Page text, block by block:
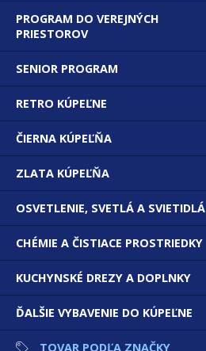
PROGRAM DO VEREJNÝCH
PRIESTOROV
SENIOR PROGRAM
RETRO KÚPEĽNE
ČIERNA KÚPEĽŇA
ZLATA KÚPEĽŇA
OSVETLENIE, SVETLÁ A SVIETIDLÁ
CHÉMIE A ČISTIACE PROSTRIEDKY
KUCHYNSKÉ DREZY A DOPLNKY
ĎALŠIE VYBAVENIE DO KÚPEĽNE
TOVAR PODĽA ZNAČKY